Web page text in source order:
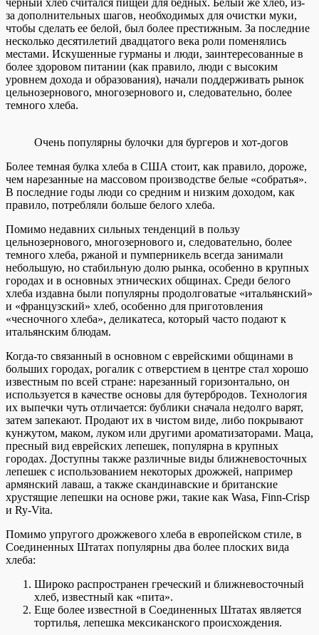
за дополнительных шагов, необходимых для очистки муки,
чтобы сделать ее белой, был более престижным. За последние
несколько десятилетий двадцатого века роли поменялись
местами. Искушенные гурманы и люди, заинтересованные в
более здоровом питании (как правило, люди с высоким
уровнем дохода и образования), начали поддерживать рынок
цельнозернового, многозернового и, следовательно, более
темного хлеба.
Очень популярны булочки для бургеров и хот-догов
Более темная булка хлеба в США стоит, как правило, дороже,
чем нарезанные на массовом производстве белые «собратья».
В последние годы люди со средним и низким доходом, как
правило, потребляли больше белого хлеба.
Помимо недавних сильных тенденций в пользу
цельнозернового, многозернового и, следовательно, более
темного хлеба, ржаной и пумперникель всегда занимали
небольшую, но стабильную долю рынка, особенно в крупных
городах и в основных этнических общинах. Среди белого
хлеба издавна были популярны продолговатые «итальянский»
и «французский» хлеб, особенно для приготовления
«чесночного хлеба», деликатеса, который часто подают к
итальянским блюдам.
Когда-то связанный в основном с еврейскими общинами в
больших городах, рогалик с отверстием в центре стал хорошо
известным по всей стране: нарезанный горизонтально, он
используется в качестве основы для бутербродов. Технология
их выпечки чуть отличается: бублики сначала недолго варят,
затем запекают. Продают их в чистом виде, либо покрывают
кунжутом, маком, луком или другими ароматизаторами. Маца,
пресный вид еврейских лепешек, популярна в крупных
городах. Доступны также различные виды ближневосточных
лепешек с использованием некоторых дрожжей, например
армянский лаваш, а также скандинавские и британские
хрустящие лепешки на основе ржи, такие как Wasa, Finn-Crisp
и Ry-Vita.
Помимо упругого дрожжевого хлеба в европейском стиле, в
Соединенных Штатах популярны два более плоских вида
хлеба:
Широко распространен греческий и ближневосточный
хлеб, известный как «пита».
Еще более известной в Соединенных Штатах является
тортилья, лепешка мексиканского происхождения.